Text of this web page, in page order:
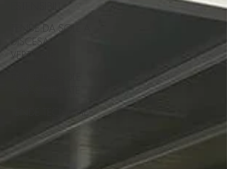
TENDE DA SOLE A
DISCESA
VERTICALE
TENDE TECNICHE